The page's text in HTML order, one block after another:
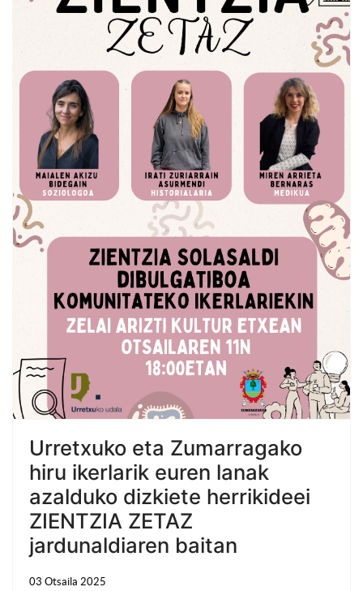
Urretxuko eta Zumarragako
hiru ikerlarik euren lanak
azalduko dizkiete herrikideei
ZIENTZIA ZETAZ
jardunaldiaren baitan
03 Otsaila 2025